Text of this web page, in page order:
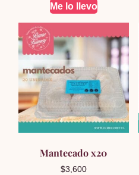
Me lo llevo
Mantecado x20
$3,600